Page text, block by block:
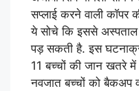
सप्लाई करने वाली कॉपर
ये सोचे कि इससे अस्पताल
पड़ सकती है. इस
11 बच्चों की जान खतरे
नवजात बच्चों को बैकअप